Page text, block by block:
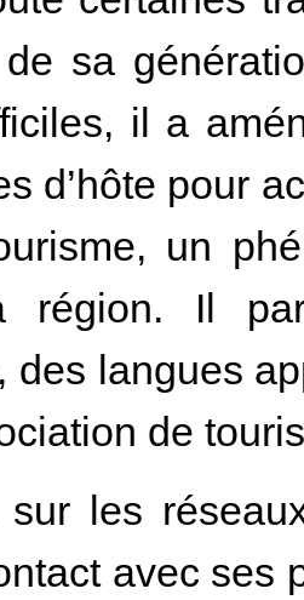
sa
il a
d’hôte pour
un
région. Il
des langues
de
sur les
avec ses